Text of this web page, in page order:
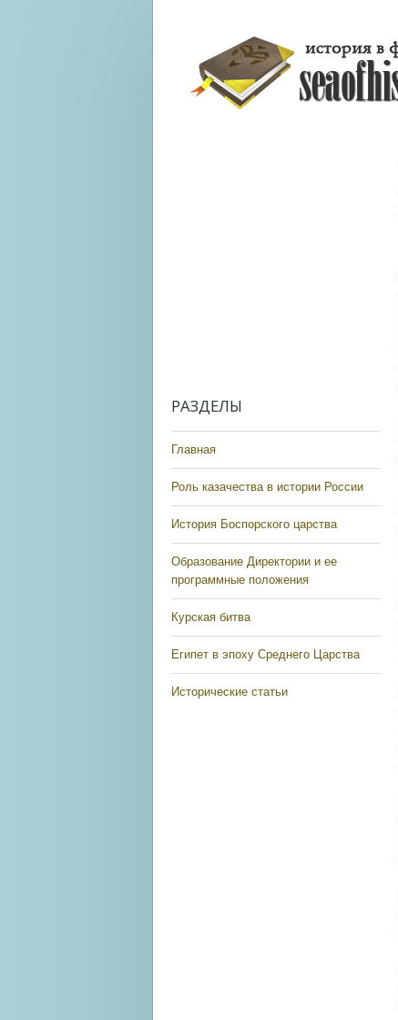
РАЗДЕЛЫ
Главная
Роль казачества в истории России
История Боспорского царства
Образование Директории и ее
программные положения
Курская битва
Египет в эпоху Среднего Царства
Исторические статьи